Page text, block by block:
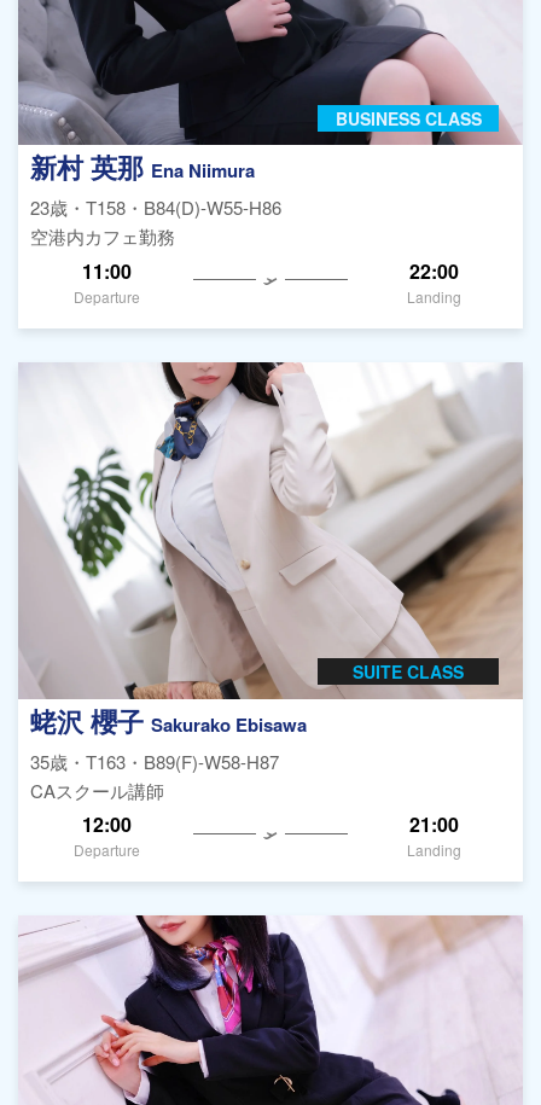
BUSINESS CLASS
新村 英那 Ena Niimura
23歳・T158・B84(D)-W55-H86
空港内カフェ勤務
11:00
Departure
22:00
Landing
SUITE CLASS
蛯沢 櫻子 Sakurako Ebisawa
35歳・T163・B89(F)-W58-H87
CAスクール講師
12:00
Departure
21:00
Landing